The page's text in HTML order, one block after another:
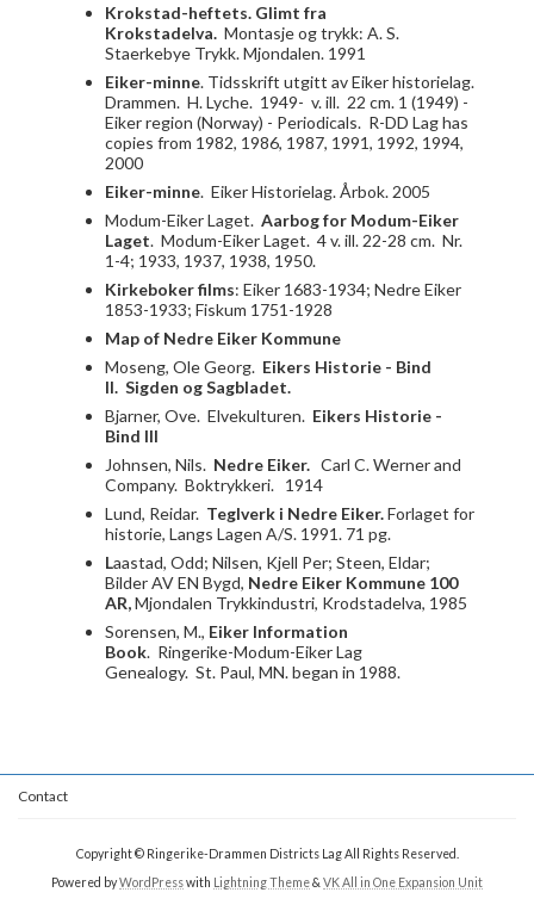
Krokstad-heftets. Glimt fra
Krokstadelva. Montasje og trykk: A. S.
Staerkebye Trykk. Mjondalen. 1991
Eiker-minne. Tidsskrift utgitt av Eiker historielag.
Drammen. H. Lyche. 1949- v. ill. 22 cm. 1 (1949) -
Eiker region (Norway) - Periodicals. R-DD Lag has
copies from 1982, 1986, 1987, 1991, 1992, 1994,
2000
Eiker-minne. Eiker Historielag. Årbok. 2005
Modum-Eiker Laget.Aarbog for Modum-Eiker
Laget. Modum-Eiker Laget. 4 v. ill. 22-28 cm. Nr.
1-4; 1933, 1937, 1938, 1950.
Kirkeboker films: Eiker 1683-1934; Nedre Eiker
1853-1933; Fiskum 1751-1928
Map of Nedre Eiker Kommune
Moseng, Ole Georg. Eikers Historie - Bind
II. Sigden og Sagbladet.
Bjarner, Ove. Elvekulturen. Eikers Historie -
Bind III
Johnsen, Nils. Nedre Eiker.Carl C. Werner and
Company. Boktrykkeri. 1914
Lund, Reidar. Teglverk i Nedre Eiker.Forlaget for
historie, Langs Lagen A/S. 1991. 71 pg.
Laastad, Odd; Nilsen, Kjell Per; Steen, Eldar;
Bilder AV EN Bygd, Nedre Eiker Kommune 100
AR,Mjondalen Trykkindustri, Krodstadelva, 1985
Sorensen, M., Eiker Information
Book. Ringerike-Modum-Eiker Lag
Genealogy. St. Paul, MN. began in 1988.
Contact
Copyright © Ringerike-Drammen Districts Lag All Rights Reserved.
Powered byWordPresswith Lightning Theme& VK All in One Expansion Unit